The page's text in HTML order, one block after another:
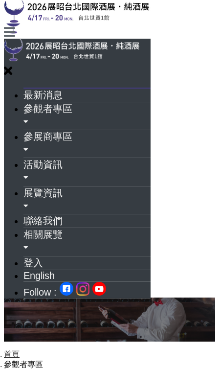
最新消息
參觀者專區
參展商專區
活動資訊
展覽資訊
聯絡我們
相關展覽
登入
English
Follow :
首頁
參觀者專區